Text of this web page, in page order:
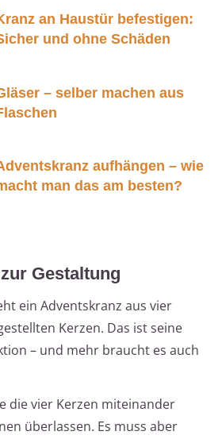
an Haustür befestigen:
und ohne Schäden
– selber machen aus
aufhängen – wie
man das am besten?
Gestaltung
ein Adventskranz aus vier
Kerzen. Das ist seine
– und mehr braucht es auch
die vier Kerzen miteinander
überlassen. Es muss aber